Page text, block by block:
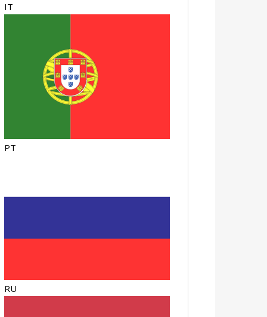
IT
PT
RU